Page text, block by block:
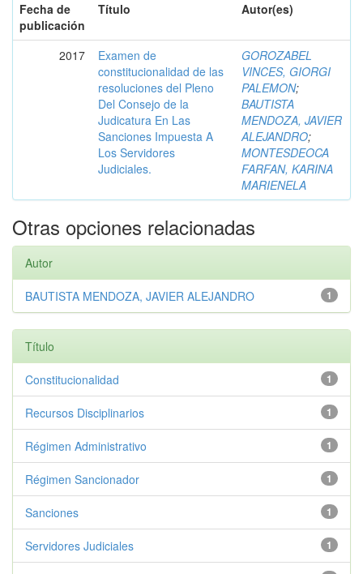
Fecha de
publicación
Título Autor(es)
2017
Examen de
constitucionalidad de las
resoluciones del Pleno
Del Consejo de la
Judicatura En Las
Sanciones Impuesta A
Los Servidores
Judiciales.
GOROZABEL
VINCES, GIORGI
PALEMON;
BAUTISTA
MENDOZA, JAVIER
ALEJANDRO;
MONTESDEOCA
FARFAN, KARINA
MARIENELA
Otras opciones relacionadas
Autor
1
BAUTISTA MENDOZA, JAVIER ALEJANDRO
Título
1
Constitucionalidad
1
Recursos Disciplinarios
1
Régimen Administrativo
1
Régimen Sancionador
1
Sanciones
1
Servidores Judiciales